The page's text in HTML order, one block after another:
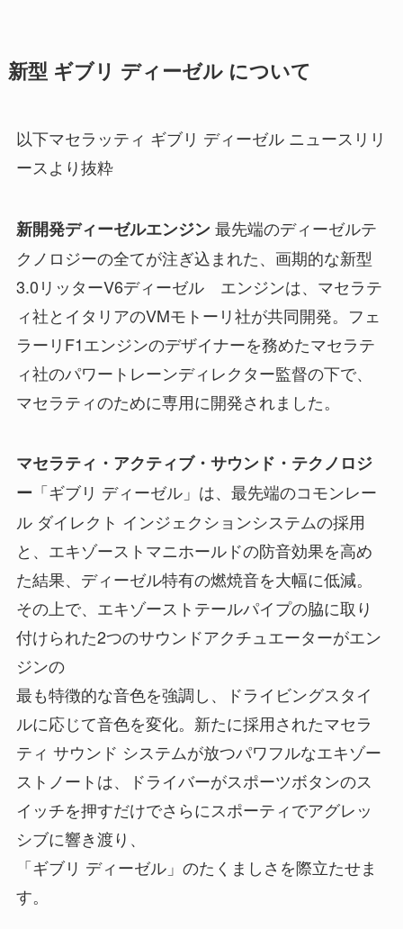
新型 ギブリ ディーゼル について
以下マセラッティ ギブリ ディーゼル ニュースリリ
ースより抜粋
新開発ディーゼルエンジン最先端のディーゼルテ
クノロジーの全てが注ぎ込まれた、画期的な新型
3.0リッターV6ディーゼル エンジンは、マセラテ
ィ社とイタリアのVMモトーリ社が共同開発。フェ
ラーリF1エンジンのデザイナーを務めたマセラテ
ィ社のパワートレーンディレクター監督の下で、
マセラティのために専用に開発されました。
マセラティ・アクティブ・サウンド・テクノロジ
ー 「ギブリ ディーゼル」は、最先端のコモンレー
ル ダイレクト インジェクションシステムの採用
と、エキゾーストマニホールドの防音効果を高め
た結果、ディーゼル特有の燃焼音を大幅に低減。
その上で、エキゾーストテールパイプの脇に取り
付けられた2つのサウンドアクチュエーターがエン
ジンの
最も特徴的な音色を強調し、ドライビングスタイ
ルに応じて音色を変化。新たに採用されたマセラ
ティ サウンド システムが放つパワフルなエキゾー
ストノートは、ドライバーがスポーツボタンのス
イッチを押すだけでさらにスポーティでアグレッ
シブに響き渡り、
「ギブリ ディーゼル」のたくましさを際立たせま
す。